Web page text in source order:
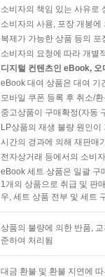
소비자의 책임 있는 사유로
소비자의 사용, 포장 개봉
복제가 가능한 상품 등의
소비자의 요청에 따라 개별
디지털 컨텐츠인 eBook,
eBook 대여 상품은 대여 기
모바일 쿠폰 등록 후 취소/
중고상품이 구매확정(자동
LP상품의 재생 불량 원인
시간의 경과에 의해 재판매
전자상거래 등에서의 소비
eBook 세트 상품은 일괄 구
1개의 상품으로 취급 및 판
우, 세트 상품 전부 및 세트
상품의 불량에 의한 반품,
준하여 처리됨
대금 환불 및 환불 지연에